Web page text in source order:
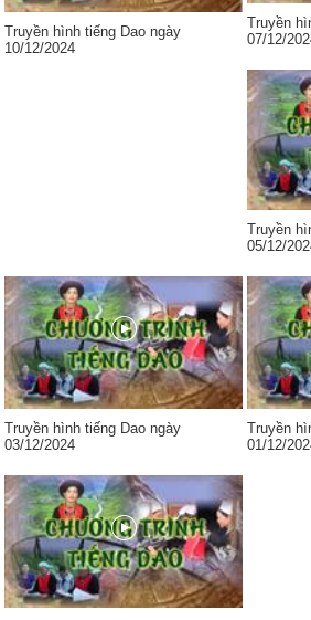
Truyền hình tiếng Dao ngày
10/12/2024
Truyền
07/12/
Truyền
05/12/
Truyền hình tiếng Dao ngày
03/12/2024
Truyền
01/12/